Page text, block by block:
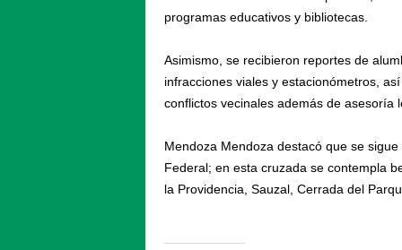
programas educativos y bibliotecas.
Asimismo, se recibieron reportes de
infracciones viales y estacionómetros,
conflictos vecinales además de asesoría
Mendoza Mendoza destacó que se
Federal; en esta cruzada se contempla
la Providencia, Sauzal, Cerrada del